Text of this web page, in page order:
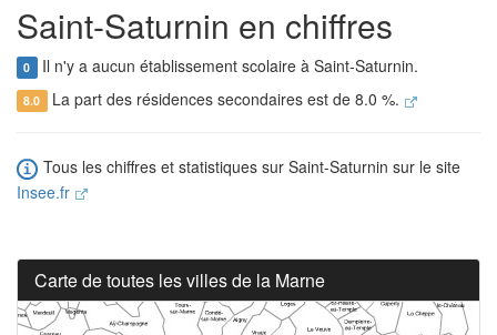
Saint-Saturnin en chiffres
0 Il n'y a aucun établissement scolaire à Saint-Saturnin.
8.0 La part des résidences secondaires est de 8.0 %.
Tous les chiffres et statistiques sur Saint-Saturnin sur le site
Insee.fr
Carte de toutes les villes de la Marne